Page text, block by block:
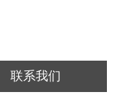
联系我们